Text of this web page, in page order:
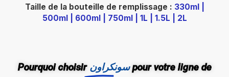
Taille de la bouteille de remplissage : 330ml |
500ml | 600ml | 750ml | 1L | 1.5L | 2L
Pourquoi choisir سونكراون pour votre ligne de